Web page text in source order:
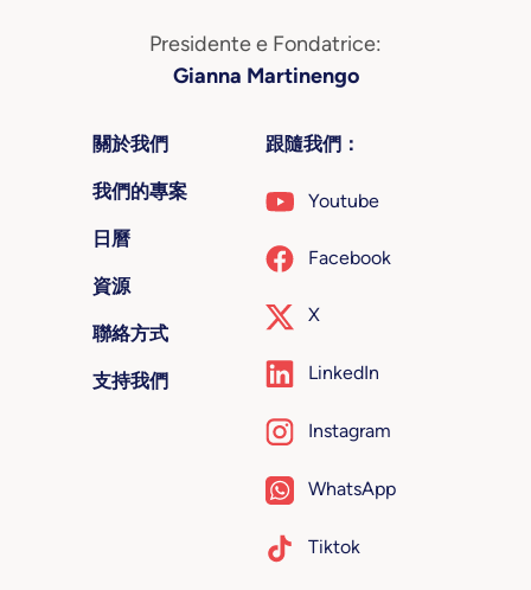
Presidente e Fondatrice:
Gianna Martinengo
關於我們
我們的專案
日曆
資源
聯絡方式
支持我們
跟隨我們：
Youtube
Facebook
X
LinkedIn
Instagram
WhatsApp
Tiktok